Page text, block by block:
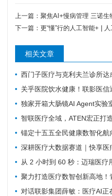
上一篇： 聚焦AI+慢病管理 三诺
下一篇： 更“懂”行的人工智能+ | 人工智
相关文章
西门子医疗与克利夫兰诊所达成
关乎医院饮水健康！联影医信通与嵩
独家开箱大肠镜AI Agent实验室！鸿海医疗
智联医疗全域，ATEN宏正打造智慧医
锚定十五五全民健康数智化航向，昂科物联网全域
深耕医疗大数据赛道｜快享医疗聚
从 2 小时到 60 秒：迈瑞医疗用 AI 改写了
聚力打造医疗数智创新高地！青大附院医疗
对话联影集团薛敏：医疗AI正在从模型竞争